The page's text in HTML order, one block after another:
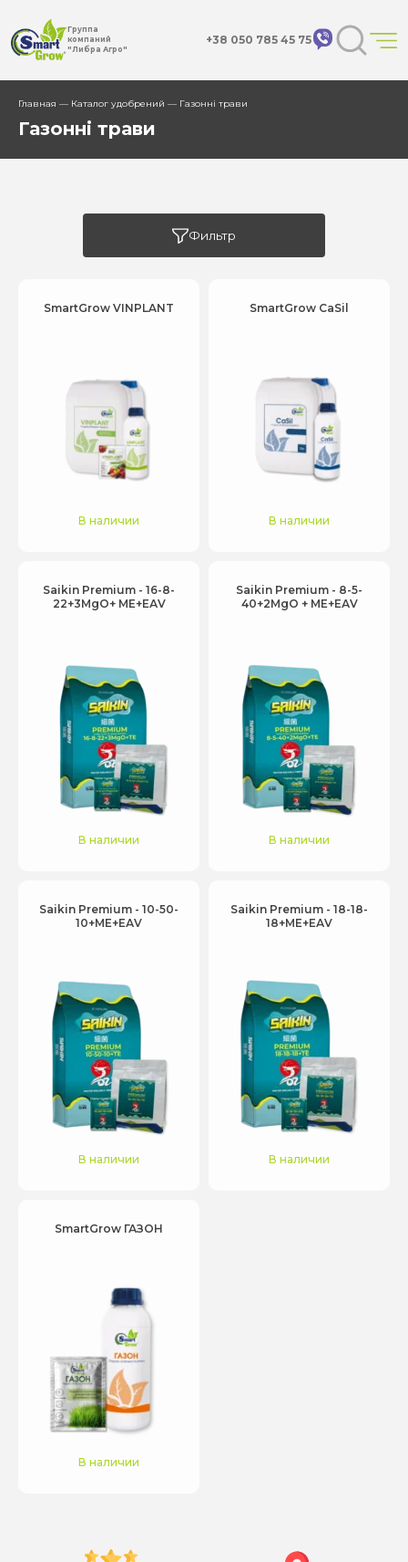
Группа
компаний
"Либра Агро"
+38 050 785 45 75
Главная — Каталог удобрений — Газонні трави
Газонні трави
Фильтр
SmartGrow VINPLANT
В наличии
SmartGrow CaSil
В наличии
Saikin Premium - 16-8-
22+3MgO+ МЕ+ЕАV
В наличии
Saikin Premium - 8-5-
40+2MgO + МЕ+ЕАV
В наличии
Saikin Premium - 10-50-
10+МЕ+ЕАV
В наличии
Saikin Premium - 18-18-
18+МЕ+ЕАV
В наличии
SmartGrow ГАЗОН
В наличии